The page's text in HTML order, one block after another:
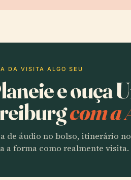
DA VISITA ALGO SEU
e ouça
com a
de áudio no bolso, itinerário
a forma como realmente visita.